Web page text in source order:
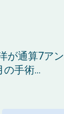
が通算7アン
手術...